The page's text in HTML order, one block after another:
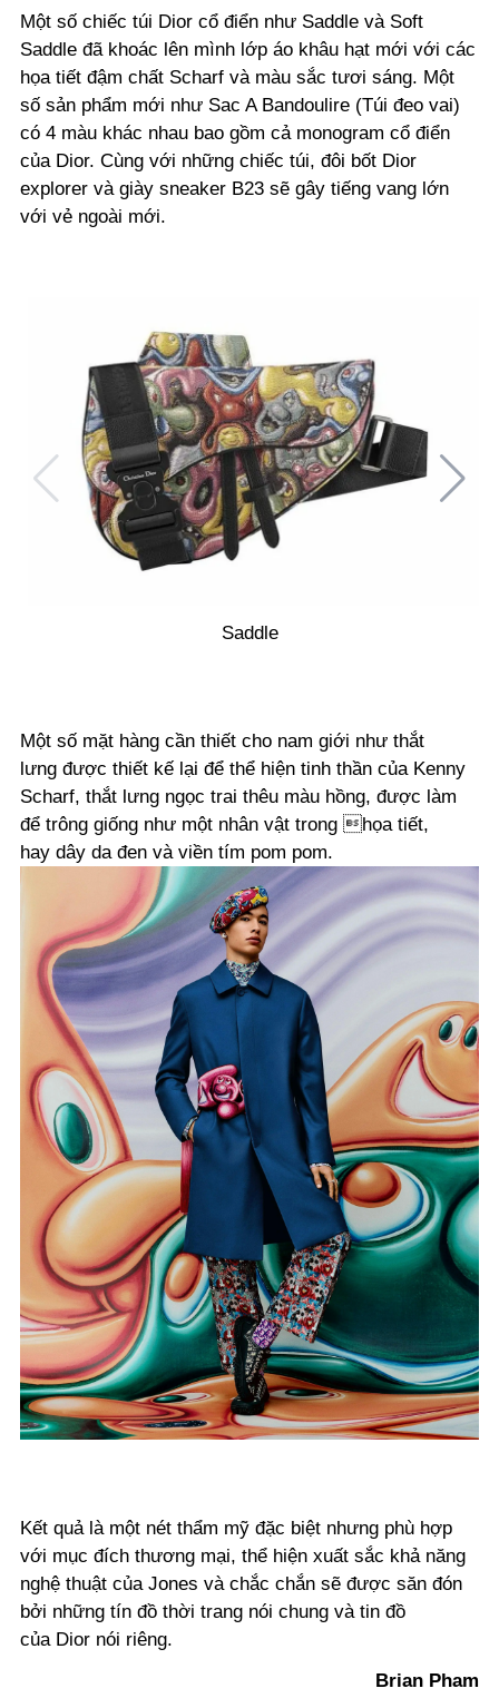
Một số chiếc túi Dior cổ điển như Saddle và Soft
Saddle đã khoác lên mình lớp áo khâu hạt mới với các
họa tiết đậm chất Scharf và màu sắc tươi sáng. Một
số sản phẩm mới như Sac A Bandoulire (Túi đeo vai)
có 4 màu khác nhau bao gồm cả monogram cổ điển
của Dior. Cùng với những chiếc túi, đôi bốt Dior
explorer và giày sneaker B23 sẽ gây tiếng vang lớn
với vẻ ngoài mới.
Saddle
Một số mặt hàng cần thiết cho nam giới như thắt
lưng được thiết kế lại để thể hiện tinh thần của Kenny
Scharf, thắt lưng ngọc trai thêu màu hồng, được làm
để trông giống như một nhân vật trong họa tiết,
hay dây da đen và viền tím pom pom.
Kết quả là một nét thẩm mỹ đặc biệt nhưng phù hợp
với mục đích thương mại, thể hiện xuất sắc khả năng
nghệ thuật của Jones và chắc chắn sẽ được săn đón
bởi những tín đồ thời trang nói chung và tin đồ
của Dior nói riêng.
Brian Pham